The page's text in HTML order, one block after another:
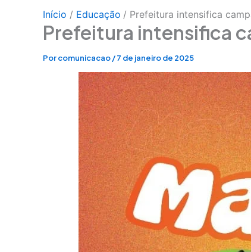
Início Educação Prefeitura intensifica
Prefeitura intensifica
Porcomunicacao/7 de janeiro de 2025